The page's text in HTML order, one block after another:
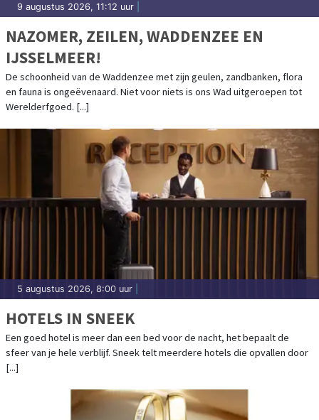
9 augustus 2026, 11:12 uur
NAZOMER, ZEILEN, WADDENZEE EN
IJSSELMEER!
De schoonheid van de Waddenzee met zijn geulen, zandbanken, flora
en fauna is ongeëvenaard. Niet voor niets is ons Wad uitgeroepen tot
Werelderfgoed. [...]
5 augustus 2026, 8:00 uur
HOTELS IN SNEEK
Een goed hotel is meer dan een bed voor de nacht, het bepaalt de
sfeer van je hele verblijf. Sneek telt meerdere hotels die opvallen door
[...]